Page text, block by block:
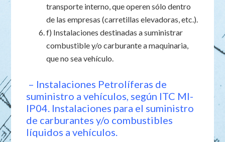
transporte interno, que operen sólo dentro
de las empresas (carretillas elevadoras, etc.).
f) Instalaciones destinadas a suministrar
combustible y/o carburante a maquinaria,
que no sea vehículo.
– Instalaciones Petrolíferas de
suministro a vehículos, según ITC MI-
IP04. Instalaciones para el suministro
de carburantes y/o combustibles
líquidos a vehículos.